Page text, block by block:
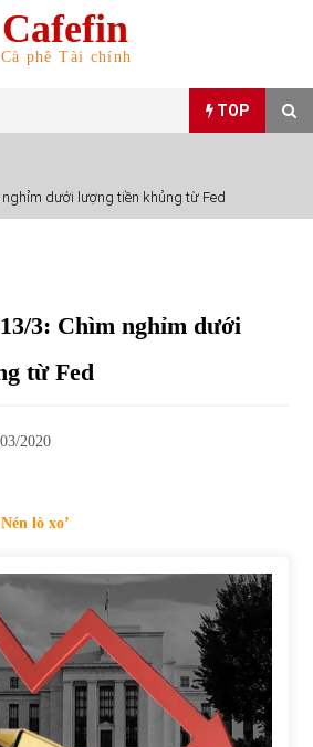
Cafefin
Cà phê Tài chính
TOP
mặt hàng Việt Nam nhập khẩu nhiều nhất tháng
06/2022
mặt hàng Việt Nam xuất khẩu nhiều nhất tháng
tỷ phú giàu nhất thế giới – Bảng xếp hạng 2022
05/2022
từ các cuộc đấu giá đất ở Thanh Hoá
dưới lượng tiền khủng từ Fed
3: Chìm nghỉm dưới
từ Fed
2020
lò xo’